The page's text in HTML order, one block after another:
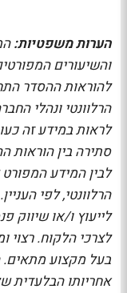
הערות משפטיות:
להוראות ההסדר
הרלוונטי ונהלי
לראות במידע זה
סתירה בין הוראות
לבין המידע המפורט
הרלוונטי, לפי העניין
לייעוץ ו/או שיווק
לצרכי הלקוח.
בעל מקצוע מתאים.
אחריותו